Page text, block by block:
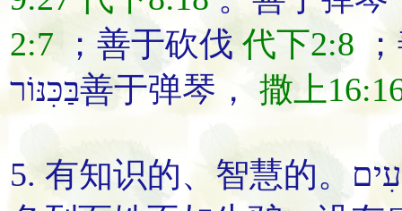
2:7 ； 善于砍伐 代下2:8
בַּכִּנּוֹר善于弹琴 ， 撒上
5. 有知识的、 智慧的